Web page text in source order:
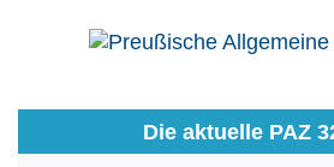
Abonnent
Mediadaten
Die aktuelle PAZ